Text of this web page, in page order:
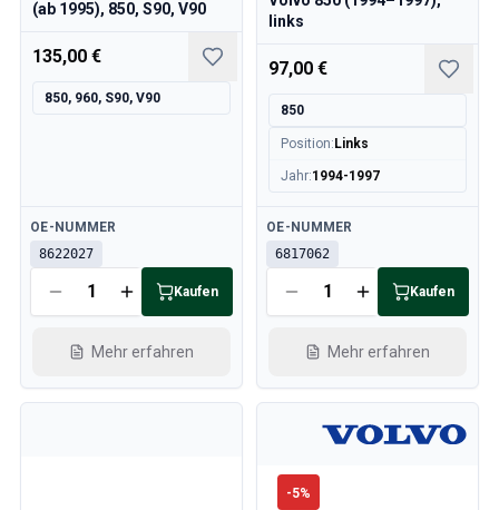
(ab 1995), 850, S90, V90
135,00 €
850, 960, S90, V90
Verfügbar
OE-NUMMER
8622027
Kaufen
Mehr erfahren
links
97,00 €
850
Position: Links
Jahr:1994-1997
Verfügbar
OE-NUMMER
6817062
Kaufen
Mehr erfahren
-5%